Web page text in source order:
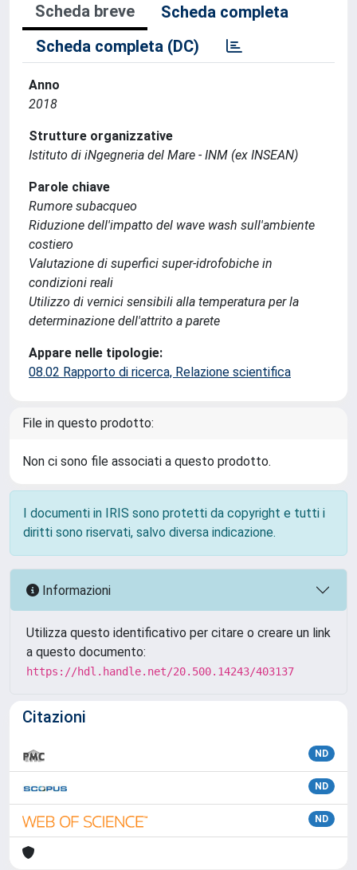
Scheda breve
Scheda completa
Scheda completa (DC)
Anno
2018
Strutture organizzative
Istituto di iNgegneria del Mare - INM (ex INSEAN)
Parole chiave
Rumore subacqueo
Riduzione dell'impatto del wave wash sull'ambiente
costiero
Valutazione di superfici super-idrofobiche in
condizioni reali
Utilizzo di vernici sensibili alla temperatura per la
determinazione dell'attrito a parete
Appare nelle tipologie:
08.02 Rapporto di ricerca, Relazione scientifica
File in questo prodotto:
Non ci sono file associati a questo prodotto.
I documenti in IRIS sono protetti da copyright e tutti i
diritti sono riservati, salvo diversa indicazione.
Informazioni
Utilizza questo identificativo per citare o creare un link
a questo documento:
https://hdl.handle.net/20.500.14243/403137
Citazioni
ND
ND
ND